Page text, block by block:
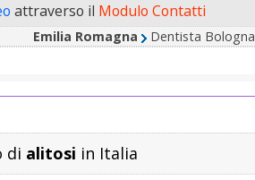
attraverso il Modulo Contatti
Emilia Romagna Dentista Bologna
di alitosi in Italia